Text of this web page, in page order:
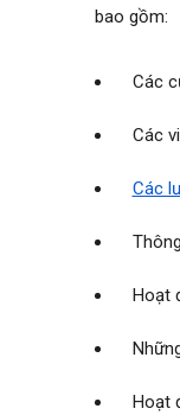
bao gồm:
Các
Các
Các
Hoạt
Hoạt